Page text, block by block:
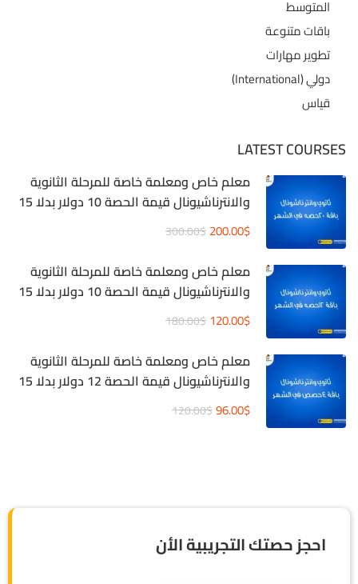
المتوسط
باقات متنوعة
تطوير مهارات
دولي (International)
قياس
LATEST COURSES
معلم خاص ومعلمة خاصة للمرحلة الثانوية
والانترناشيونال قيمة الحصة 10 دولار بدلا 15
دولار
300.00$200.00$
معلم خاص ومعلمة خاصة للمرحلة الثانوية
والانترناشيونال قيمة الحصة 10 دولار بدلا 15
دولار
180.00$120.00$
معلم خاص ومعلمة خاصة للمرحلة الثانوية
والانترناشيونال قيمة الحصة 12 دولار بدلا 15
دولار 120.00$96.00$
احجز حصتك التجريبية الأن